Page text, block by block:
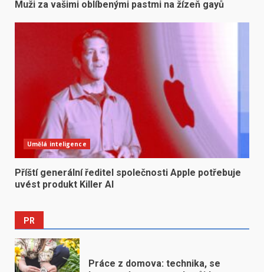
Muži za vašimi oblíbenými pastmi na žízeň gayů
Umělá inteligence
Příští generální ředitel společnosti Apple potřebuje
uvést produkt Killer AI
PR
Práce z domova: technika, se